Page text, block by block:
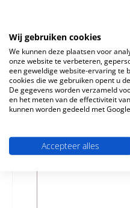
€
Nog 2 op voorraad!
Wij gebruiken cookies
We kunnen deze plaatsen voor
onze website te verbeteren,
een geweldige website-ervaring te
cookies die we gebruiken opent u
De gegevens worden verzameld
en het meten van de effectiviteit
kunnen worden gedeeld met
Accepteer alles